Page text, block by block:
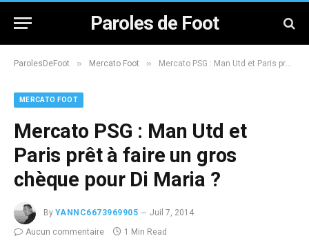
Paroles de Foot
ParolesDeFoot » Mercato Foot » Mercato PSG : Man Utd et Paris prêt à faire un gros chèque pour Di Maria ?
MERCATO FOOT
Mercato PSG : Man Utd et
Paris prêt à faire un gros
chèque pour Di Maria ?
By YANNC6673969905
Juil 7, 2014
Aucun commentaire
1 Min Read